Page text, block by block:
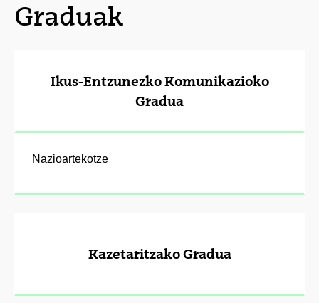
Graduak
Ikus-Entzunezko Komunikazioko
Gradua
Nazioartekotze
Kazetaritzako Gradua